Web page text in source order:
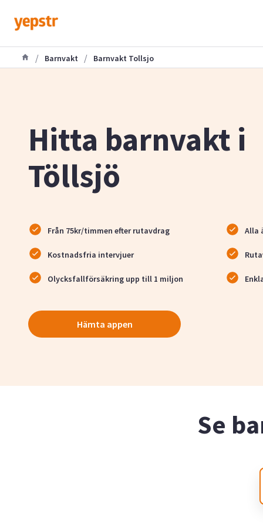
/ Barnvakt / Barnvakt Tollsjo
Hitta barnvakt i
Töllsjö
Från 75kr/timmen efter rutavdrag Alla
Kostnadsfria intervjuer
Olycksfallförsäkring upp till 1 miljon
Hämta appen
Se